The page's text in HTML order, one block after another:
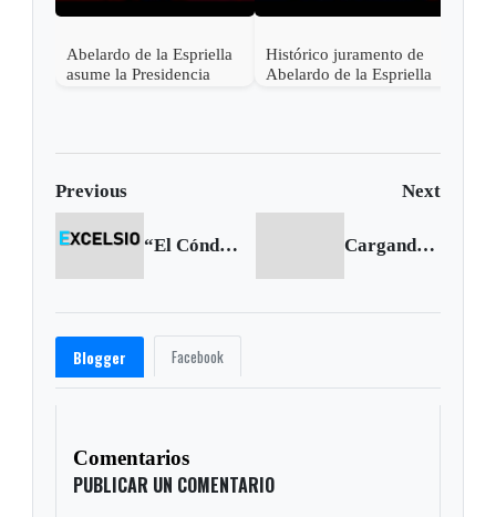
Abelardo de la Espriella
asume la Presidencia
Histórico juramento de
Abelardo de la Espriella
Previous Next
“El Cóndor” de Obregón robado y recuperado en la Casa de Nariño Cargando siguiente...
Blogger Facebook
Comentarios
PUBLICAR UN COMENTARIO